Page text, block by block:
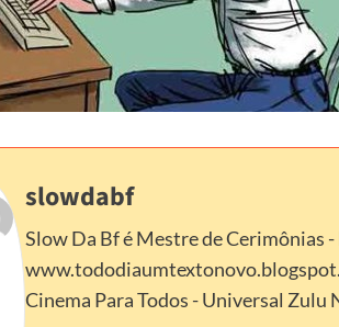
slowdabf
Slow Da Bf é Mestre de Cerimônias
Cinema Para Todos - Universal Zulu